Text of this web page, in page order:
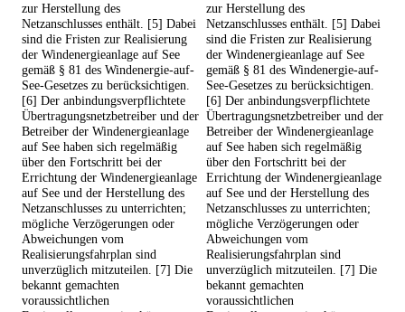
zur Herstellung des
Netzanschlusses enthält. [5] Dabei
sind die Fristen zur Realisierung
der Windenergieanlage auf See
gemäß § 81 des Windenergie-auf-
See-Gesetzes zu berücksichtigen.
[6] Der anbindungsverpflichtete
Übertragungsnetzbetreiber und der
Betreiber der Windenergieanlage
auf See haben sich regelmäßig
über den Fortschritt bei der
Errichtung der Windenergieanlage
auf See und der Herstellung des
Netzanschlusses zu unterrichten;
mögliche Verzögerungen oder
Abweichungen vom
Realisierungsfahrplan sind
unverzüglich mitzuteilen. [7] Die
bekannt gemachten
voraussichtlichen
zur Herstellung des
Netzanschlusses enthält. [5] Dabei
sind die Fristen zur Realisierung
der Windenergieanlage auf See
gemäß § 81 des Windenergie-auf-
See-Gesetzes zu berücksichtigen.
[6] Der anbindungsverpflichtete
Übertragungsnetzbetreiber und der
Betreiber der Windenergieanlage
auf See haben sich regelmäßig
über den Fortschritt bei der
Errichtung der Windenergieanlage
auf See und der Herstellung des
Netzanschlusses zu unterrichten;
mögliche Verzögerungen oder
Abweichungen vom
Realisierungsfahrplan sind
unverzüglich mitzuteilen. [7] Die
bekannt gemachten
voraussichtlichen